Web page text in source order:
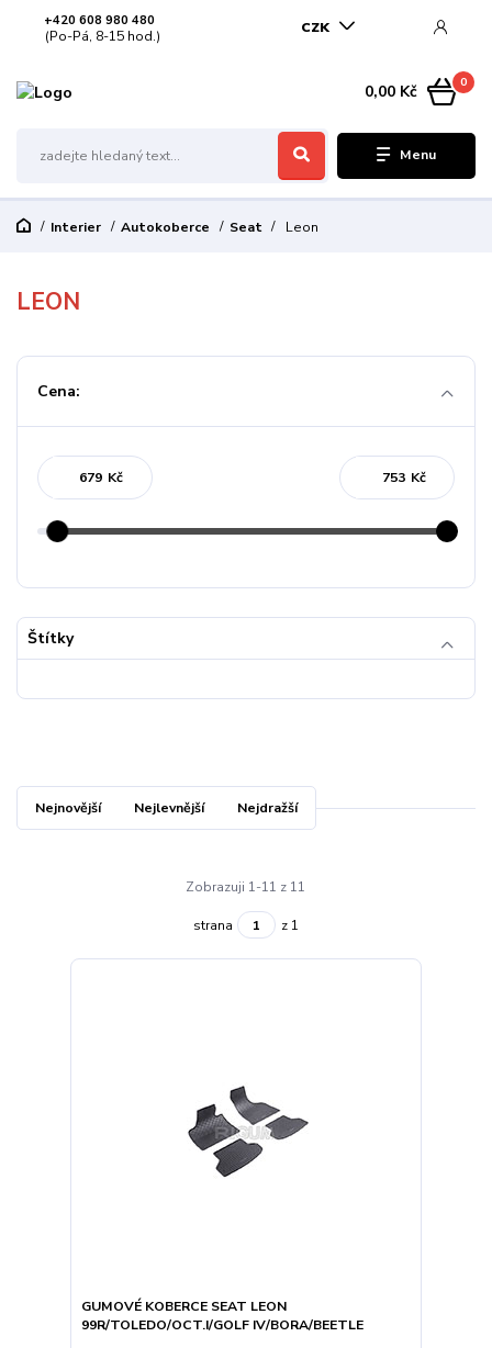
Menu
CZK
+420 608 980 480
(Po-Pá, 8-15 hod.)
0
0,00 Kč
Interier Autokoberce Seat Leon
LEON
Cena:
Kč Kč
Štítky
Nejnovější Nejlevnější Nejdražší
Zobrazuji 1-11 z 11
strana z 1
GUMOVÉ KOBERCE SEAT LEON
99R/TOLEDO/OCT.I/GOLF IV/BORA/BEETLE